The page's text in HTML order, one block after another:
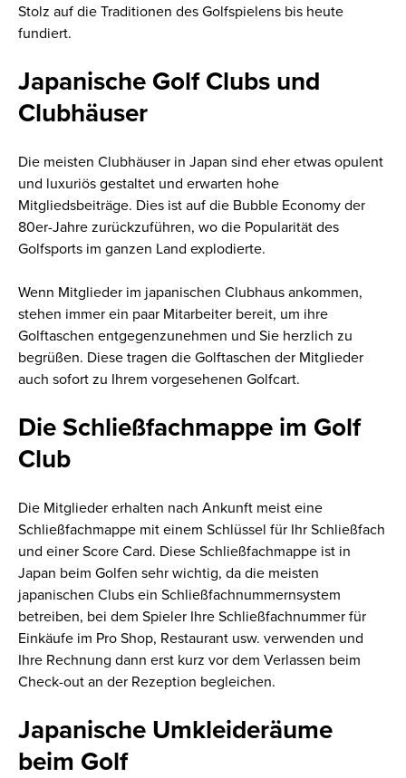
Stolz auf die Traditionen des Golfspielens bis heute
fundiert.
Japanische Golf Clubs und
Clubhäuser
Die meisten Clubhäuser in Japan sind eher etwas opulent
und luxuriös gestaltet und erwarten hohe
Mitgliedsbeiträge. Dies ist auf die Bubble Economy der
80er-Jahre zurückzuführen, wo die Popularität des
Golfsports im ganzen Land explodierte.
Wenn Mitglieder im japanischen Clubhaus ankommen,
stehen immer ein paar Mitarbeiter bereit, um ihre
Golftaschen entgegenzunehmen und Sie herzlich zu
begrüßen. Diese tragen die Golftaschen der Mitglieder
auch sofort zu Ihrem vorgesehenen Golfcart.
Die Schließfachmappe im Golf
Club
Die Mitglieder erhalten nach Ankunft meist eine
Schließfachmappe mit einem Schlüssel für Ihr Schließfach
und einer Score Card. Diese Schließfachmappe ist in
Japan beim Golfen sehr wichtig, da die meisten
japanischen Clubs ein Schließfachnummernsystem
betreiben, bei dem Spieler Ihre Schließfachnummer für
Einkäufe im Pro Shop, Restaurant usw. verwenden und
Ihre Rechnung dann erst kurz vor dem Verlassen beim
Check-out an der Rezeption begleichen.
Japanische Umkleideräume
beim Golf